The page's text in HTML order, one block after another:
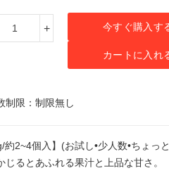
+ 今すぐ購入す
カートに入れ
制限：制限無し
約2~4個入】(お試し•少人数•ちょっ
じるとあふれる果汁と上品な甘さ。